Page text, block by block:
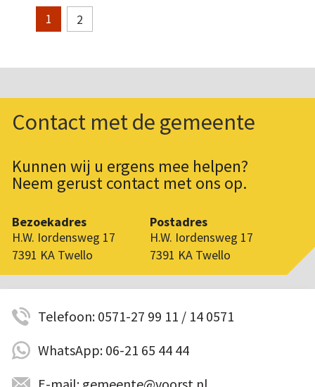
1 2
Contact met de gemeente
Kunnen wij u ergens mee helpen?
Neem gerust contact met ons op.
Bezoekadres
H.W. Iordensweg 17
7391 KA Twello
Postadres
H.W. Iordensweg 17
7391 KA Twello
Telefoon: 0571-27 99 11 / 14 0571
WhatsApp: 06-21 65 44 44